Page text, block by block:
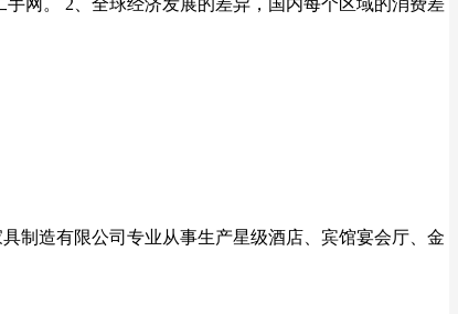
网。 2、全球经济发展的差异，国内每个区域的消费差
制造有限公司专业从事生产星级酒店、宾馆宴会厅、金